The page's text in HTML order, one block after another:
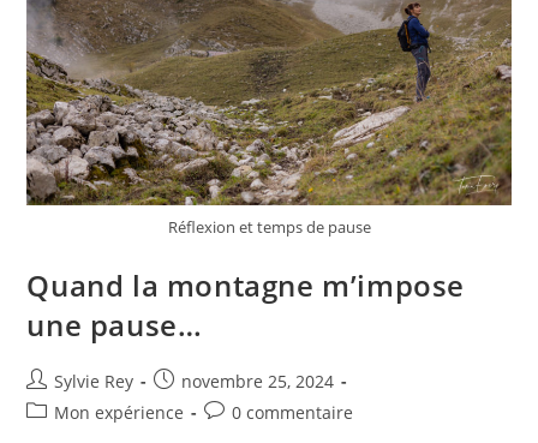
Réflexion et temps de pause
Quand la montagne m’impose
une pause…
Sylvie Rey
novembre 25, 2024
Mon expérience
0 commentaire